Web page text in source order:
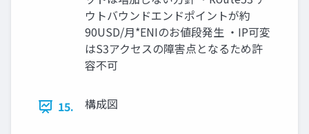
ウトバウンドエンドポイントが約
90USD/月*ENIのお値段発生 ・IP可変
はS3アクセスの障害点となるため許
容不可
15. 構成図